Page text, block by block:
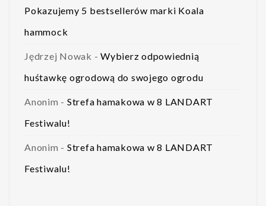
Pokazujemy 5 bestsellerów marki Koala
hammock
Jędrzej Nowak - Wybierz odpowiednią
huśtawkę ogrodową do swojego ogrodu
Anonim - Strefa hamakowa w 8 LANDART
Festiwalu!
Anonim - Strefa hamakowa w 8 LANDART
Festiwalu!